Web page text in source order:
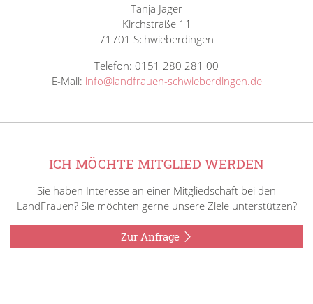
Tanja Jäger
Kirchstraße 11
71701 Schwieberdingen
Telefon: 0151 280 281 00
E-Mail: info@landfrauen-schwieberdingen.de
ICH MÖCHTE MITGLIED WERDEN
Sie haben Interesse an einer Mitgliedschaft bei den
LandFrauen? Sie möchten gerne unsere Ziele unterstützen?
Zur Anfrage